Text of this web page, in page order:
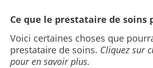
Ce que le prestataire de soins
Voici certaines choses que
prestataire de soins. Cliquez sur
pour en savoir plus.